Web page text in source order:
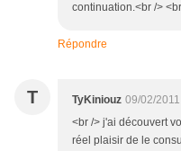
continuation.<br />
Répondre
T TyKiniouz 09/02/
<br /> j'ai découvert
réel plaisir de le